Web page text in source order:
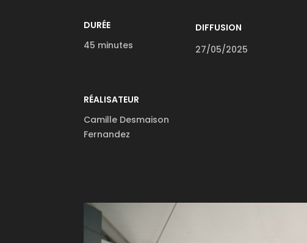
DURÉE
45 minutes
DIFFUSION
27/05/2025
RÉALISATEUR
Camille Desmaison
Fernandez